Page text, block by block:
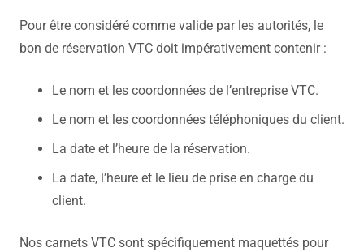
Pour être considéré comme valide par les autorités, le
bon de réservation VTC doit impérativement contenir :
Le nom et les coordonnées de l’entreprise VTC.
Le nom et les coordonnées téléphoniques du client.
La date et l’heure de la réservation.
La date, l’heure et le lieu de prise en charge du
client.
Nos carnets VTC sont spécifiquement maquettés pour